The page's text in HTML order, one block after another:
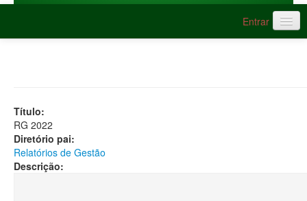
Entrar
Título:
RG 2022
Diretório pai:
Relatórios de Gestão
Descrição: